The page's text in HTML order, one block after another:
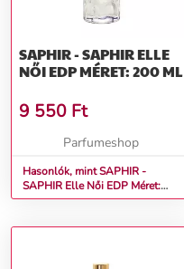
SAPHIR - SAPHIR ELLE
NŐI EDP MÉRET: 200 ML
9 550 Ft
Parfumeshop
Hasonlók, mint SAPHIR -
SAPHIR Elle Női EDP Méret:
200 ml